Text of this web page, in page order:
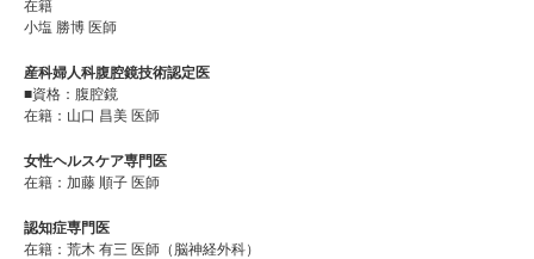
在籍
小塩 勝博 医師
産科婦人科腹腔鏡技術認定医
■資格：腹腔鏡
在籍：山口 昌美 医師
女性ヘルスケア専門医
在籍：加藤 順子 医師
認知症専門医
在籍：荒木 有三 医師（脳神経外科）